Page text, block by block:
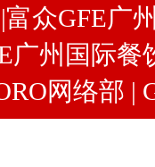
|富众GFE广
广州国际餐
网络部 |